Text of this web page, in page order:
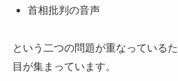
首相批判の音声
という二つの問題が重なっている
目が集まっています。